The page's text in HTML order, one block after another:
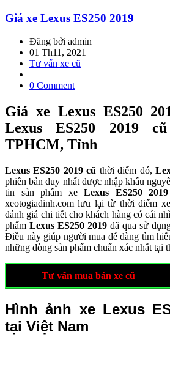
Giá xe Lexus ES250 2019
Đăng bởi admin
01 Th11, 2021
Tư vấn xe cũ
0 Comment
Giá xe Lexus ES250
Lexus ES250 2019
TPHCM, Tỉnh
Lexus ES250 2019 cũ thời điểm đó,
phiên bản duy nhất được nhập khẩu
tin sản phẩm xeLexus ES250
xeotogiadinh.com lưu lại từ thời điểm
đánh giá chi tiết cho khách hàng có cái
phẩm Lexus ES250 2019 đã qua sử
Điều này giúp người mua dễ dàng tìm
những dòng sản phẩm chuẩn xác nhất tại
Tư vấn mua bán xe cũ
Hình ảnh xe Lexus
tại Việt Nam